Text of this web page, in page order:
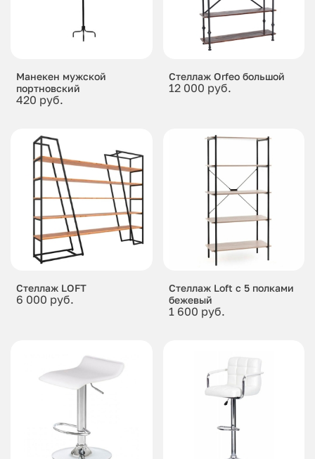
Манекен мужской
портновский
420 руб.
Стеллаж Orfeo большой
12 000 руб.
Стеллаж LOFT
6 000 руб.
Стеллаж Loft c 5 полками
бежевый
1 600 руб.